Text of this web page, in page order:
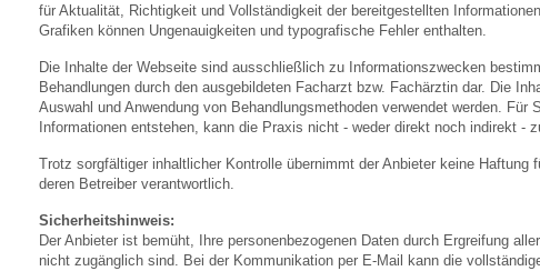
für Aktualität, Richtigkeit und Vollständigkeit der bereitgestellten
Grafiken können Ungenauigkeiten und typografische Fehler enthalten.
Die Inhalte der Webseite sind ausschließlich zu Informationszwecken
Behandlungen durch den ausgebildeten Facharzt bzw. Fachärztin dar. Die
Auswahl und Anwendung von Behandlungsmethoden verwendet werden.
Informationen entstehen, kann die Praxis nicht - weder direkt noch indirekt -
Trotz sorgfältiger inhaltlicher Kontrolle übernimmt der Anbieter keine
deren Betreiber verantwortlich.
Sicherheitshinweis:
Der Anbieter ist bemüht, Ihre personenbezogenen Daten durch Ergreifung
nicht zugänglich sind. Bei der Kommunikation per E-Mail kann die